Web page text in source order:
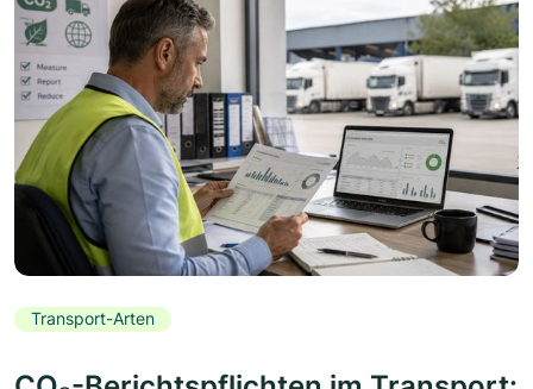
Transport-Arten